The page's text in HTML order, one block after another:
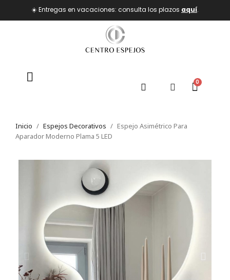
☀️ Entregas en vacaciones: consulta los plazos aquí.
Inicio Espejos Decorativos
Espejo Asimétrico Para
Aparador Moderno Plama 5 LED